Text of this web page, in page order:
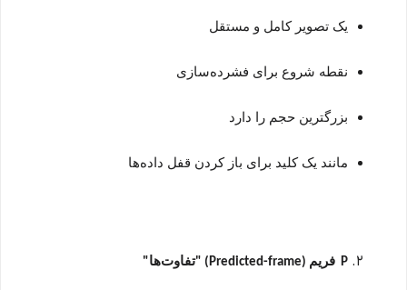
یک تصویر کامل و مستقل
نقطه شروع برای فشرده‌سازی
بزرگترین حجم را دارد
مانند یک کلید برای باز کردن قفل داده‌ها
P فریم (Predicted-frame) " تفاوت‌ها"